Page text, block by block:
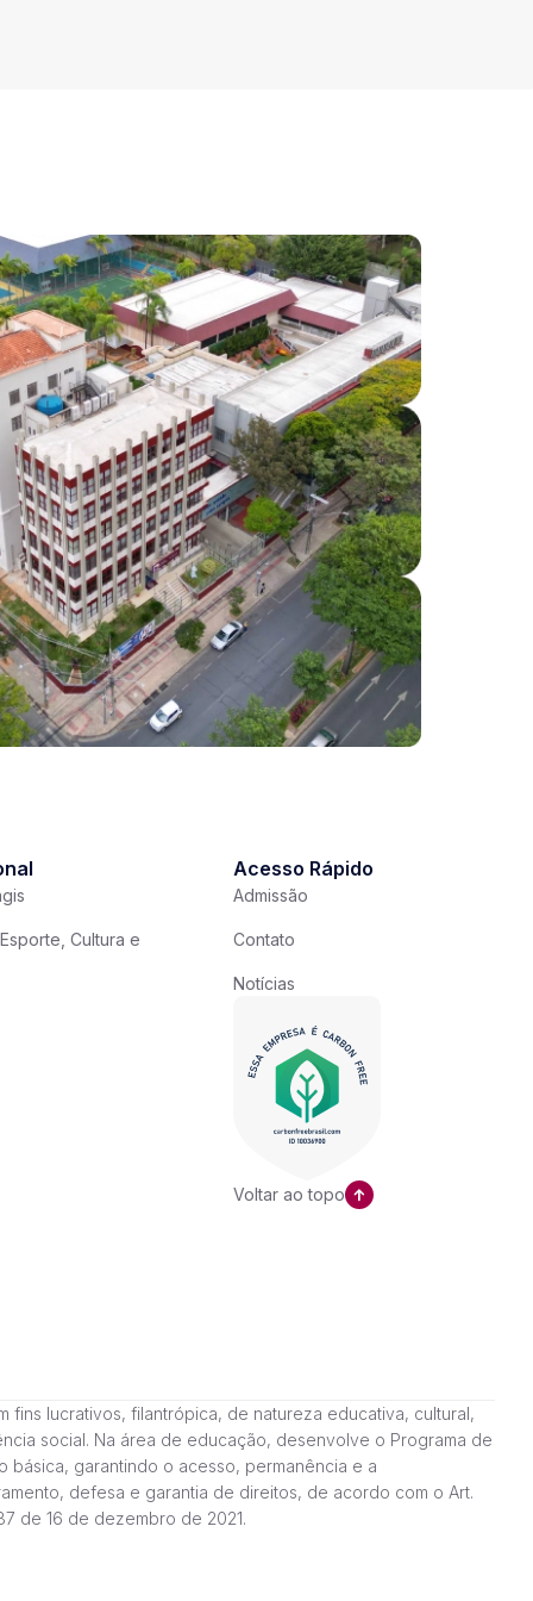
Cultura e
Acesso Rápido
Admissão
Contato
Notícias
Voltar ao topo
fins lucrativos, filantrópica, de natureza educativa, cultural,
social. Na área de educação, desenvolve o Programa de
básica, garantindo o acesso, permanência e a
defesa e garantia de direitos, de acordo com o Art.
de 16 de dezembro de 2021.